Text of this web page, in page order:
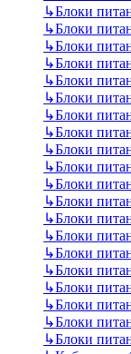
↳Блоки
↳Блоки
↳Блоки
↳Блоки
↳Блоки
↳Блоки
↳Блоки
↳Блоки
↳Блоки
↳Блоки
↳Блоки
↳Блоки
↳Блоки
↳Блоки
↳Блоки
↳Блоки
↳Блоки
↳Блоки
↳Блоки
↳Блоки